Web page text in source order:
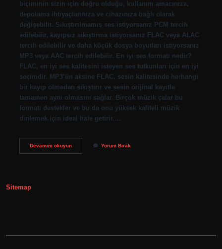
biçiminin sizin için doğru olduğu, kullanım amacınıza,
depolama ihtiyaçlarınıza ve cihazınıza bağlı olarak
değişebilir. Sıkıştırılmamış ses istiyorsanız PCM tercih
edilebilir, kayıpsız sıkıştırma istiyorsanız FLAC veya ALAC
tercih edilebilir ve daha küçük dosya boyutları istiyorsanız
MP3 veya AAC tercih edilebilir. En iyi ses formatı nedir?
FLAC, en iyi ses kalitesini isteyen ses tutkunları için en iyi
seçimdir. MP3’ün aksine FLAC, sesin kalitesinde herhangi
bir kayıp olmadan sıkıştırır ve sesin orijinal kayıtla
tamamen aynı olmasını sağlar. Birçok müzik çalar bu
formatı destekler ve bu da onu yüksek kaliteli müzik
dinlemek için ideal hale getirir.…
Devamını okuyunEn
Yorum Bırak
Sitemap